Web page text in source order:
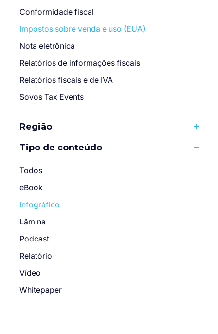
Conformidade fiscal
Impostos sobre venda e uso (EUA)
Nota eletrônica
Relatórios de informações fiscais
Relatórios fiscais e de IVA
Sovos Tax Events
Região
Tipo de conteúdo
Todos
eBook
Infográfico
Lâmina
Podcast
Relatório
Vídeo
Whitepaper